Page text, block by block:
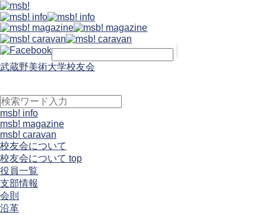
武蔵野美術大学校友会
msb! info
msb! magazine
msb! caravan
校友会について
校友会について top
役員一覧
支部情報
会則
沿革